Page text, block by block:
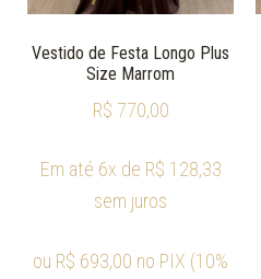
Vestido de Festa Longo Plus
Size Marrom
R$ 770,00
Em até 6x de R$ 128,33
sem juros
ou R$ 693,00 no PIX (10%